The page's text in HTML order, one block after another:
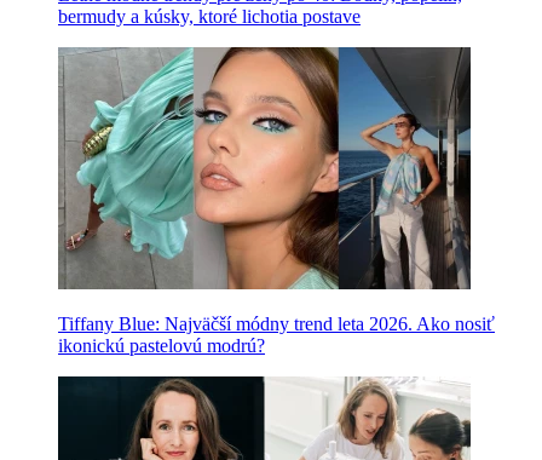
bermudy a kúsky, ktoré lichotia postave
Tiffany Blue: Najväčší módny trend leta 2026. Ako nosiť
ikonickú pastelovú modrú?